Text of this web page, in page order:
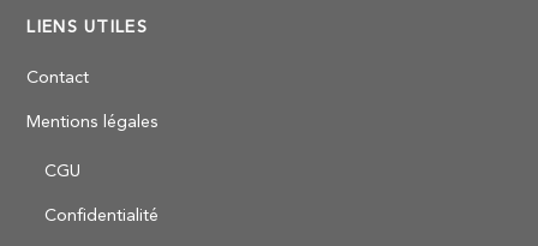
LIENS UTILES
Contact
Mentions légales
CGU
Confidentialité